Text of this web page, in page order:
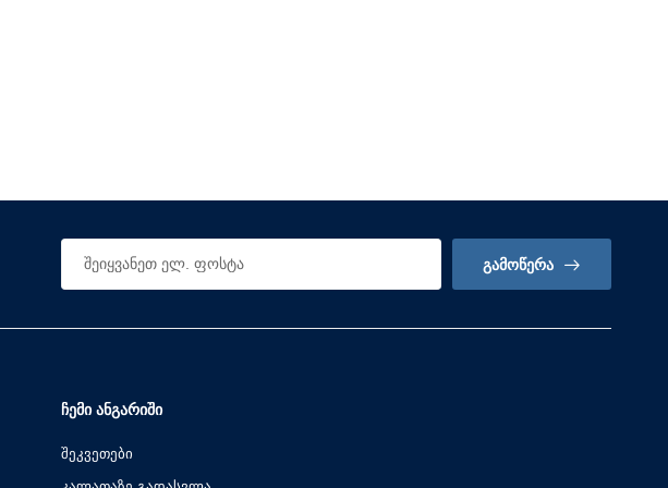
ᲒᲐᲛᲝᲬᲔᲠᲐ
ᲩᲔᲛᲘ ᲐᲜᲒᲐᲠᲘᲨᲘ
შეკვეთები